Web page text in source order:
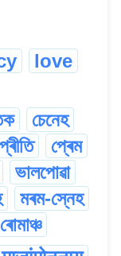
love
চেনেহ
প্ৰীতি
প্ৰেম
ভালপোৱা
মৰম-স্নেহ
ৰোমাঞ্চ